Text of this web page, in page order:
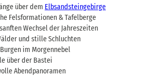
über dem Elbsandsteingebirge
Felsformationen & Tafelberge
Wechsel der Jahreszeiten
und stille Schluchten
im Morgennebel
über der Bastei
Abendpanoramen